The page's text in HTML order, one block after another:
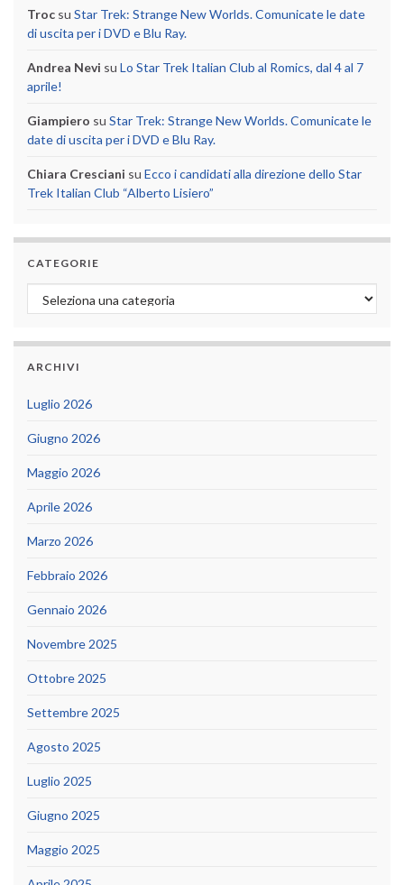
Troc su Star Trek: Strange New Worlds. Comunicate le date
di uscita per i DVD e Blu Ray.
Andrea Nevi su Lo Star Trek Italian Club al Romics, dal 4 al 7
aprile!
Giampiero su Star Trek: Strange New Worlds. Comunicate le
date di uscita per i DVD e Blu Ray.
Chiara Cresciani su Ecco i candidati alla direzione dello Star
Trek Italian Club “Alberto Lisiero”
CATEGORIE
Categorie
ARCHIVI
Luglio 2026
Giugno 2026
Maggio 2026
Aprile 2026
Marzo 2026
Febbraio 2026
Gennaio 2026
Novembre 2025
Ottobre 2025
Settembre 2025
Agosto 2025
Luglio 2025
Giugno 2025
Maggio 2025